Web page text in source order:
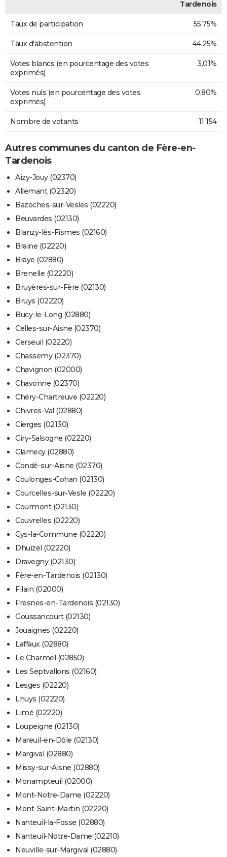
Tardenois
Taux de participation 55,75%
Taux d'abstention 44,25%
Votes blancs (en pourcentage des votes
exprimés)
3,01%
Votes nuls (en pourcentage des votes
exprimés)
0,80%
Nombre de votants 11 154
Autres communes du canton de Fère-en-
Tardenois
Aizy-Jouy (02370)
Allemant (02320)
Bazoches-sur-Vesles (02220)
Beuvardes (02130)
Blanzy-lès-Fismes (02160)
Braine (02220)
Braye (02880)
Brenelle (02220)
Bruyères-sur-Fère (02130)
Bruys (02220)
Bucy-le-Long (02880)
Celles-sur-Aisne (02370)
Cerseuil (02220)
Chassemy (02370)
Chavignon (02000)
Chavonne (02370)
Chéry-Chartreuve (02220)
Chivres-Val (02880)
Cierges (02130)
Ciry-Salsogne (02220)
Clamecy (02880)
Condé-sur-Aisne (02370)
Coulonges-Cohan (02130)
Courcelles-sur-Vesle (02220)
Courmont (02130)
Couvrelles (02220)
Cys-la-Commune (02220)
Dhuizel (02220)
Dravegny (02130)
Fère-en-Tardenois (02130)
Filain (02000)
Fresnes-en-Tardenois (02130)
Goussancourt (02130)
Jouaignes (02220)
Laffaux (02880)
Le Charmel (02850)
Les Septvallons (02160)
Lesges (02220)
Lhuys (02220)
Limé (02220)
Loupeigne (02130)
Mareuil-en-Dôle (02130)
Margival (02880)
Missy-sur-Aisne (02880)
Monampteuil (02000)
Mont-Notre-Dame (02220)
Mont-Saint-Martin (02220)
Nanteuil-la-Fosse (02880)
Nanteuil-Notre-Dame (02210)
Neuville-sur-Margival (02880)